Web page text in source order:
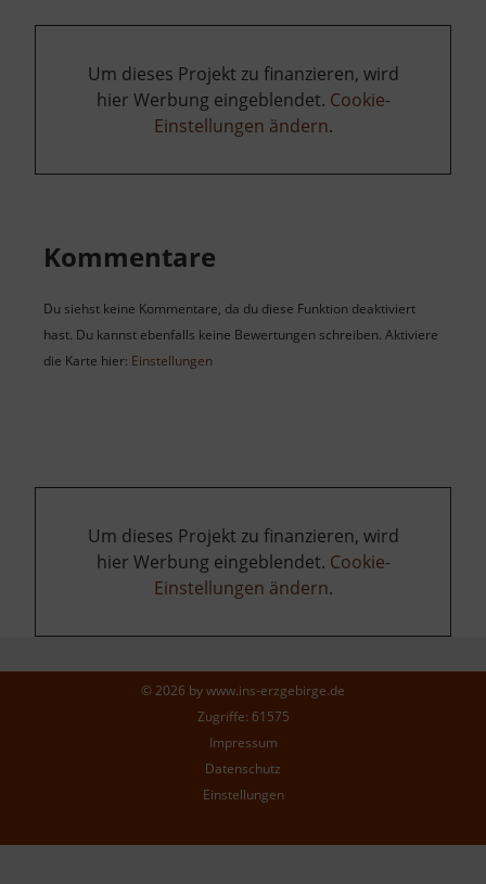
Um dieses Projekt zu finanzieren, wird
hier Werbung eingeblendet. Cookie-
Einstellungen ändern.
Kommentare
Du siehst keine Kommentare, da du diese Funktion deaktiviert
hast. Du kannst ebenfalls keine Bewertungen schreiben. Aktiviere
die Karte hier: Einstellungen
Um dieses Projekt zu finanzieren, wird
hier Werbung eingeblendet. Cookie-
Einstellungen ändern.
© 2026 bywww.ins-erzgebirge.de
Zugriffe: 61575
Impressum
Datenschutz
Einstellungen